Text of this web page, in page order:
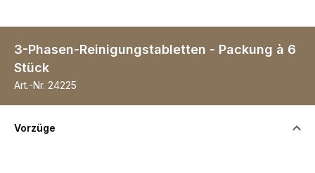
3-Phasen-Reinigungstabletten - Packung à 6
Stück
Art.-Nr. 24225
Vorzüge